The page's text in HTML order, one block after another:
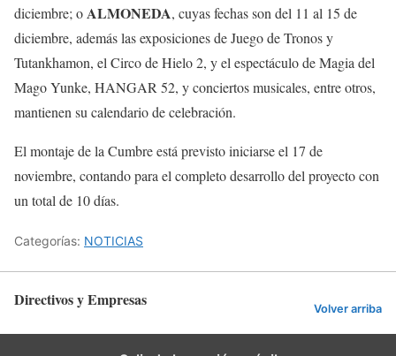
diciembre; oALMONEDA, cuyas fechas son del 11 al 15 de
diciembre, además las exposiciones de Juego de Tronos y
Tutankhamon, el Circo de Hielo 2, y el espectáculo de Magia del
Mago Yunke, HANGAR 52, y conciertos musicales, entre otros,
mantienen su calendario de celebración.
El montaje de la Cumbre está previsto iniciarse el 17 de
noviembre, contando para el completo desarrollo del proyecto con
un total de 10 días.
Categorías: NOTICIAS
Directivos y Empresas Volver arriba